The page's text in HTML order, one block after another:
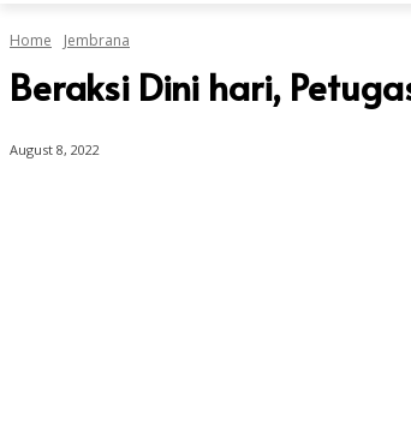
Home Jembrana
Beraksi Dini hari,
August 8, 2022